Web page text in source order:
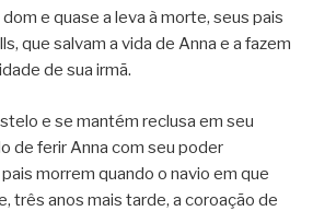
e quase a leva à morte, seus pais
que salvam a vida de Anna e a fazem
de sua irmã.
e se mantém reclusa em seu
de ferir Anna com seu poder
morrem quando o navio em que
três anos mais tarde, a coroação de